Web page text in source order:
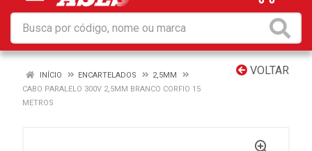
VOLTAR
INÍCIO ENCARTELADOS
2,5MM
CABO PARALELO 300V 2,5MM BRANCO CORFIO 15
METROS